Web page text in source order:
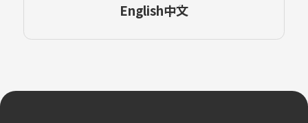
English中文